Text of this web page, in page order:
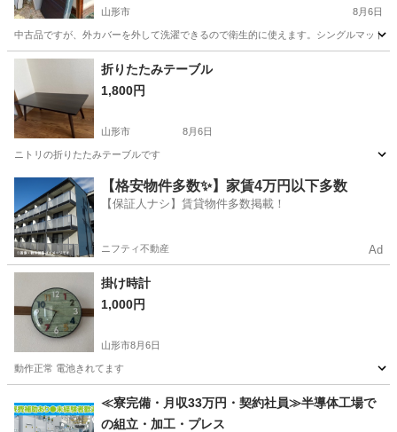
山形市 8月6日
中古品ですが、外カバーを外して洗濯できるので衛生的に使えます。シングルマット
山形 山形市 寝具
折りたたみテーブル
1,800円
山形市 8月6日
ニトリの折りたたみテーブルです
山形市 家具 折りたたみ
【格安物件多数✨】家賃4万円以下多数
【保証人ナシ】賃貸物件多数掲載！
ニフティ不動産 Ad
掛け時計
1,000円
山形市8月6日
動作正常 電池きれてます
時計
≪寮完備・月収33万円・契約社員≫半導体工場で
の組立・加工・プレス